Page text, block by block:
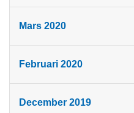
Mars 2020
Februari 2020
December 2019